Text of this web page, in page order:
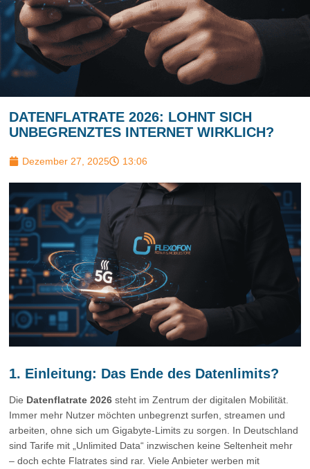
DATENFLATRATE 2026: LOHNT SICH
UNBEGRENZTES INTERNET WIRKLICH?
Dezember 27, 2025 13:06
1. Einleitung: Das Ende des Datenlimits?
Die Datenflatrate 2026 steht im Zentrum der digitalen Mobilität.
Immer mehr Nutzer möchten unbegrenzt surfen, streamen und
arbeiten, ohne sich um Gigabyte-Limits zu sorgen. In Deutschland
sind Tarife mit „Unlimited Data“ inzwischen keine Seltenheit mehr
– doch echte Flatrates sind rar. Viele Anbieter werben mit